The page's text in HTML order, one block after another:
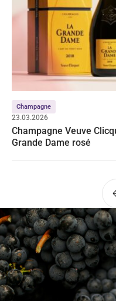
Champagne
23.03.2026
Champagne Veuve
Grande Dame rosé